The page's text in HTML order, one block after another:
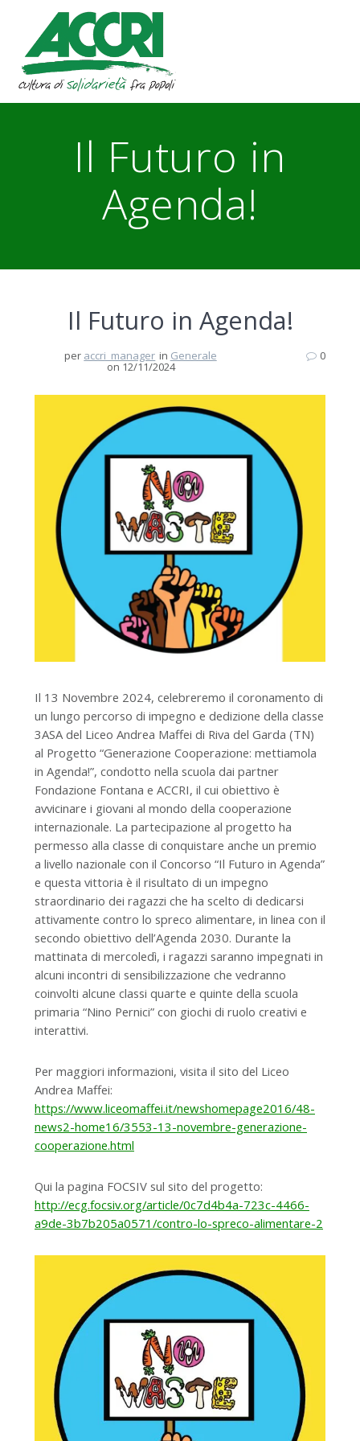
Il Futuro in
Agenda!
Il Futuro in Agenda!
per accri_manager in Generale
on 12/11/2024
0
Il 13 Novembre 2024, celebreremo il coronamento di
un lungo percorso di impegno e dedizione della classe
3ASA del Liceo Andrea Maffei di Riva del Garda (TN)
al Progetto “Generazione Cooperazione: mettiamola
in Agenda!”, condotto nella scuola dai partner
Fondazione Fontana e ACCRI, il cui obiettivo è
avvicinare i giovani al mondo della cooperazione
internazionale. La partecipazione al progetto ha
permesso alla classe di conquistare anche un premio
a livello nazionale con il Concorso “Il Futuro in Agenda”
e questa vittoria è il risultato di un impegno
straordinario dei ragazzi che ha scelto di dedicarsi
attivamente contro lo spreco alimentare, in linea con il
secondo obiettivo dell’Agenda 2030. Durante la
mattinata di mercoledì, i ragazzi saranno impegnati in
alcuni incontri di sensibilizzazione che vedranno
coinvolti alcune classi quarte e quinte della scuola
primaria “Nino Pernici” con giochi di ruolo creativi e
interattivi.
Per maggiori informazioni, visita il sito del Liceo
Andrea Maffei:
https://www.liceomaffei.it/newshomepage2016/48-
news2-home16/3553-13-novembre-generazione-
cooperazione.html
Qui la pagina FOCSIV sul sito del progetto:
http://ecg.focsiv.org/article/0c7d4b4a-723c-4466-
a9de-3b7b205a0571/contro-lo-spreco-alimentare-2